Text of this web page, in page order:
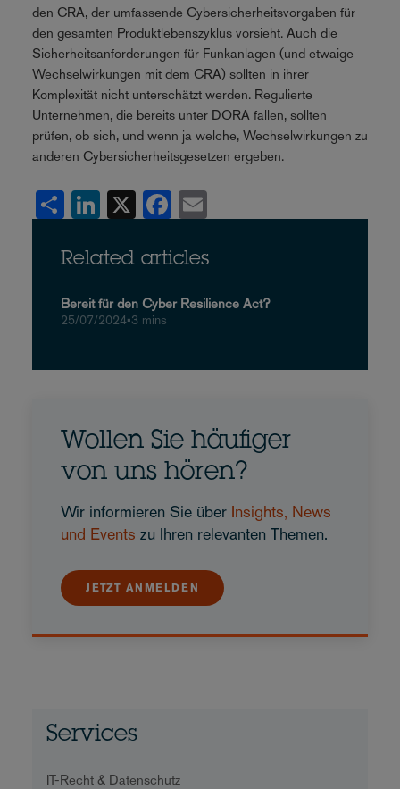
den CRA, der umfassende Cybersicherheitsvorgaben für
den gesamten Produktlebenszyklus vorsieht. Auch die
Sicherheitsanforderungen für Funkanlagen (und etwaige
Wechselwirkungen mit dem CRA) sollten in ihrer
Komplexität nicht unterschätzt werden. Regulierte
Unternehmen, die bereits unter DORA fallen, sollten
prüfen, ob sich, und wenn ja welche, Wechselwirkungen zu
anderen Cybersicherheitsgesetzen ergeben.
Share LinkedIn Facebook
Related articles
Bereit für den Cyber Resilience Act?
25/07/2024•3 mins
Wollen Sie häufiger
von uns hören?
Wir informieren Sie über Insights, News
und Events zu Ihren relevanten Themen.
JETZT ANMELDEN
Services
IT-Recht & Datenschutz